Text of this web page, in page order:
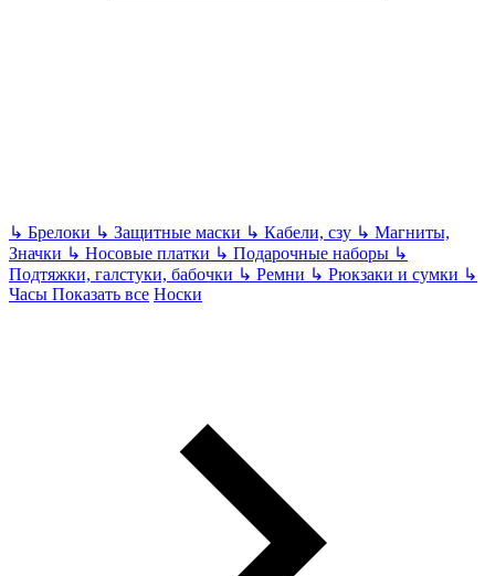
↳ Брелоки ↳ Защитные маски ↳ Кабели, сзу ↳ Магниты,
Значки ↳ Носовые платки ↳ Подарочные наборы ↳
Подтяжки, галстуки, бабочки ↳ Ремни ↳ Рюкзаки и сумки ↳
Часы Показать все Носки